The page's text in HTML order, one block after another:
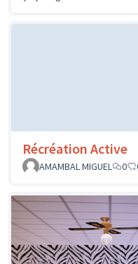
Récréation Active
AMAMBAL MIGUEL
0